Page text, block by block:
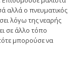
αλλά ο πνευματικός
λόγω της νεαρής
σε άλλο τόπο
μπορούσε να